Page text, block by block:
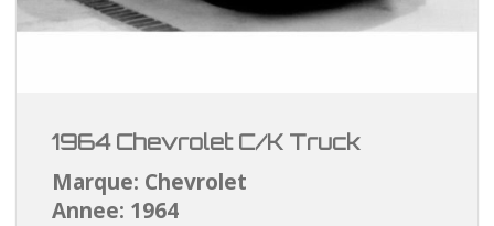
1964 Chevrolet C/K Truck
Marque: Chevrolet
Annee: 1964